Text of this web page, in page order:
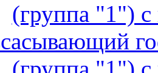
(группа "1")